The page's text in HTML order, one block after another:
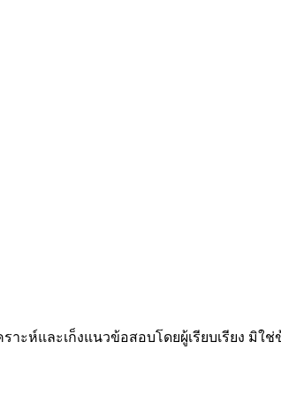
ะห์และเก็งแนวข้อสอบโดยผู้เรียบเรียง มิใ